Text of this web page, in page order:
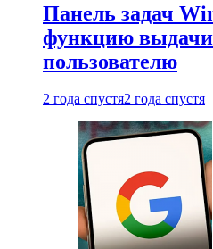
Панель задач
функцию
пользователю
2 года спустя2 года спустя